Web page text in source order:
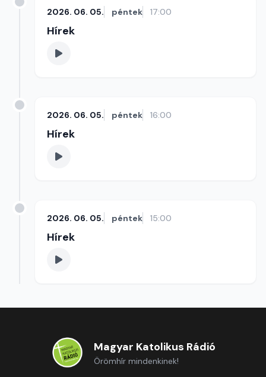
2026. 06. 05. péntek 17:00
Hírek
2026. 06. 05. péntek 16:00
Hírek
2026. 06. 05. péntek 15:00
Hírek
Magyar Katolikus Rádió
Örömhír mindenkinek!